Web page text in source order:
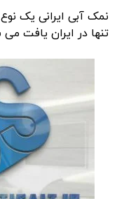
نمک آبی ایرانی یک
تنها در ایران یافت